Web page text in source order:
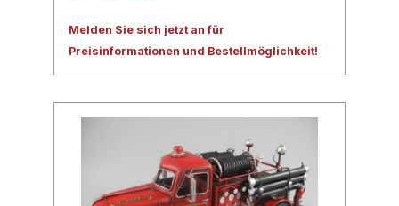
Melden Sie sich jetzt an für
Preisinformationen und Bestellmöglichkeit!